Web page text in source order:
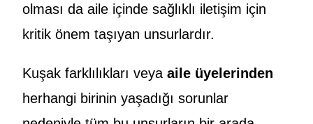
olması da aile içinde sağlıklı iletişim için
kritik önem taşıyan unsurlardır.
Kuşak farklılıkları veyaaile üyelerinden
herhangi birinin yaşadığı sorunlar